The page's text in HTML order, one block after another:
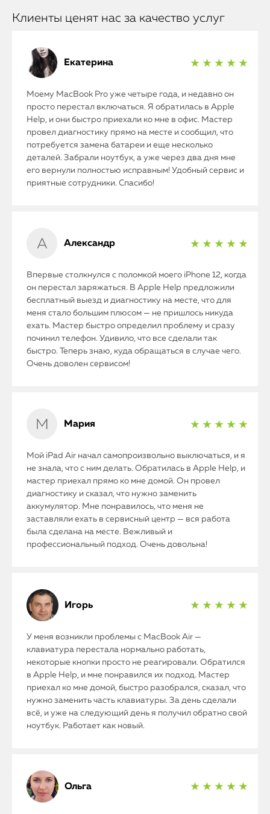
Клиенты ценят нас за качество услуг
Екатерина ★ ★ ★ ★ ★
Моему MacBook Pro уже четыре года, и недавно он
просто перестал включаться. Я обратилась в Apple
Help, и они быстро приехали ко мне в офис. Мастер
провел диагностику прямо на месте и сообщил, что
потребуется замена батареи и еще несколько
деталей. Забрали ноутбук, а уже через два дня мне
его вернули полностью исправным! Удобный сервис и
приятные сотрудники. Спасибо!
Александр ★ ★ ★ ★ ★
Впервые столкнулся с поломкой моего iPhone 12, когда
он перестал заряжаться. В Apple Help предложили
бесплатный выезд и диагностику на месте, что для
меня стало большим плюсом — не пришлось никуда
ехать. Мастер быстро определил проблему и сразу
починил телефон. Удивило, что все сделали так
быстро. Теперь знаю, куда обращаться в случае чего.
Очень доволен сервисом!
Мария ★ ★ ★ ★ ★
Мой iPad Air начал самопроизвольно выключаться, и я
не знала, что с ним делать. Обратилась в Apple Help, и
мастер приехал прямо ко мне домой. Он провел
диагностику и сказал, что нужно заменить
аккумулятор. Мне понравилось, что меня не
заставляли ехать в сервисный центр — вся работа
была сделана на месте. Вежливый и
профессиональный подход. Очень довольна!
Игорь ★ ★ ★ ★ ★
У меня возникли проблемы с MacBook Air —
клавиатура перестала нормально работать,
некоторые кнопки просто не реагировали. Обратился
в Apple Help, и мне понравился их подход. Мастер
приехал ко мне домой, быстро разобрался, сказал, что
нужно заменить часть клавиатуры. За день сделали
всё, и уже на следующий день я получил обратно свой
ноутбук. Работает как новый.
Ольга ★ ★ ★ ★ ★